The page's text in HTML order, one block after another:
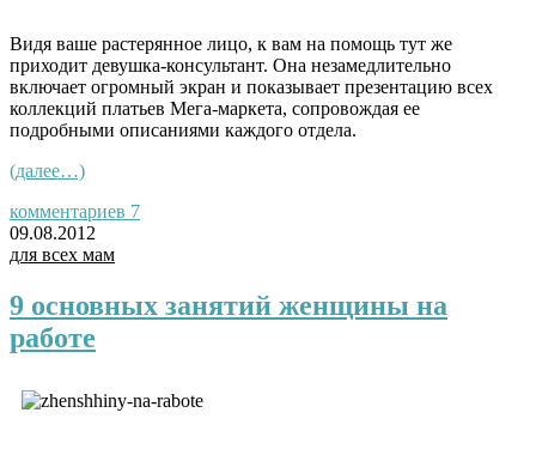
Видя ваше растерянное лицо, к вам на помощь тут же
приходит девушка-консультант. Она незамедлительно
включает огромный экран и показывает презентацию всех
коллекций платьев Мега-маркета, сопровождая ее
подробными описаниями каждого отдела.
(далее…)
комментариев 7
09.08.2012
для всех мам
9 основных занятий женщины на
работе